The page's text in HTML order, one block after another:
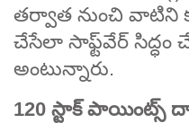
తర్వాత నుంచి
చేసేలా సాఫ్ట్‌వేర్‌ సిద్ధం
అంటున్నారు.
120 స్టాక్ పాయింట్స్